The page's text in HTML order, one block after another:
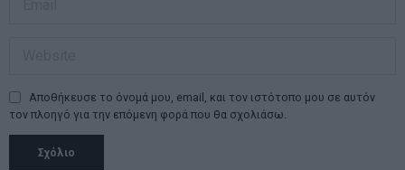
Αποθήκευσε το όνομά μου, email, και τον ιστότοπο μου σε αυτόν
τον πλοηγό για την επόμενη φορά που θα σχολιάσω.